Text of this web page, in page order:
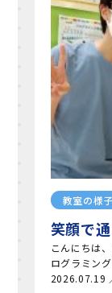
教室の様
笑顔で
こんにちは
ログラミン
2026.07.19